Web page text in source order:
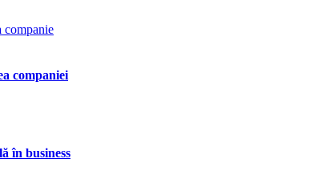
companiei
în business